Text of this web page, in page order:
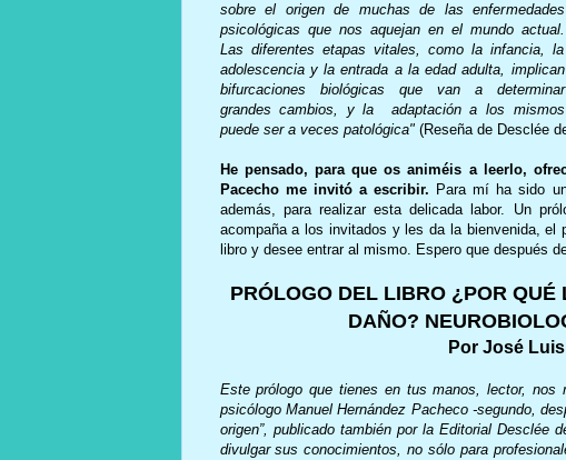
sobre el origen de muchas de las enfermedades
psicológicas que nos aquejan en el mundo actual.
Las diferentes etapas vitales, como la infancia, la
adolescencia y la entrada a la edad adulta, implican
bifurcaciones biológicas que van a determinar
grandes cambios, y la adaptación a los mismos
puede ser a veces patológica" (Reseña de Desclée
He pensado, para que os animéis a leerlo,
Pacecho me invitó a escribir. Para mí ha sido
además, para realizar esta delicada labor. Un
acompaña a los invitados y les da la bienvenida, el
libro y desee entrar al mismo. Espero que después
PRÓLOGO DEL LIBRO ¿POR
DAÑO?
Por José
Este prólogo que tienes en tus manos, lector,
psicólogo Manuel Hernández Pacheco -segundo,
origen”, publicado también por la Editorial
divulgar sus conocimientos, no sólo para